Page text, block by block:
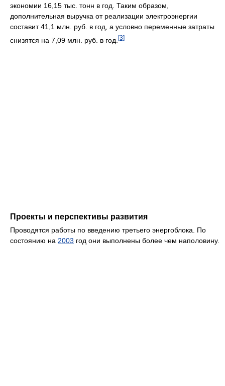
экономии 16,15 тыс. тонн в год. Таким образом,
дополнительная выручка от реализации электроэнергии
составит 41,1 млн. руб. в год, а условно переменные затраты
снизятся на 7,09 млн. руб. в год. [3]
Проекты и перспективы развития
Проводятся работы по введению третьего энергоблока. По
состоянию на 2003 год они выполнены более чем наполовину.